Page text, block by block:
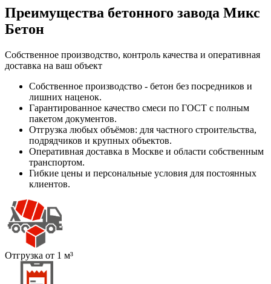
Преимущества бетонного завода Микс
Бетон
Собственное производство, контроль качества и оперативная
доставка на ваш объект
Собственное производство - бетон без посредников и
лишних наценок.
Гарантированное качество смеси по ГОСТ с полным
пакетом документов.
Отгрузка любых объёмов: для частного строительства,
подрядчиков и крупных объектов.
Оперативная доставка в Москве и области собственным
транспортом.
Гибкие цены и персональные условия для постоянных
клиентов.
Отгрузка от 1 м³